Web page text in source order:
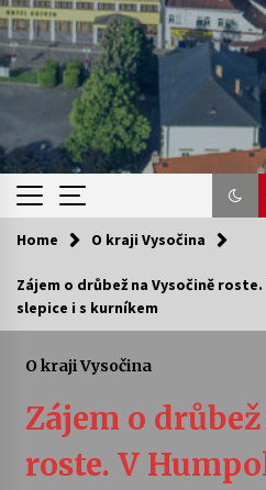
Kam za kulturou?
Vernisáž výstavy
30. 7. 2026
Home O kraji Vysočina
Zájem o drůbež na Vysočině
slepice i s kurníkem
O kraji Vysočina
Zájem o
roste. V